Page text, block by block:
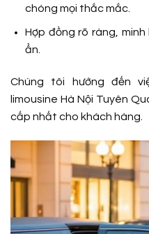
chóng mọi thắc mắc.
Hợp đồng rõ ràng,
ẩn.
Chúng tôi hướng đến
limousine Hà Nội Tuyên
cấp nhất cho khách hàng.